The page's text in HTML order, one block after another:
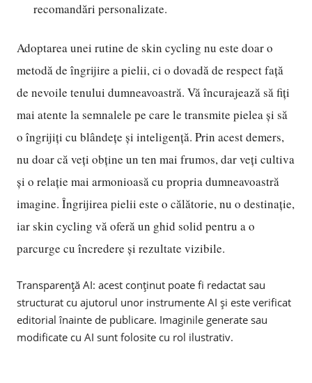
recomandări personalizate.
Adoptarea unei rutine de skin cycling nu este doar o
metodă de îngrijire a pielii, ci o dovadă de respect față
de nevoile tenului dumneavoastră. Vă încurajează să fiți
mai atente la semnalele pe care le transmite pielea și să
o îngrijiți cu blândețe și inteligență. Prin acest demers,
nu doar că veți obține un ten mai frumos, dar veți cultiva
și o relație mai armonioasă cu propria dumneavoastră
imagine. Îngrijirea pielii este o călătorie, nu o destinație,
iar skin cycling vă oferă un ghid solid pentru a o
parcurge cu încredere și rezultate vizibile.
Transparență AI: acest conținut poate fi redactat sau
structurat cu ajutorul unor instrumente AI și este verificat
editorial înainte de publicare. Imaginile generate sau
modificate cu AI sunt folosite cu rol ilustrativ.